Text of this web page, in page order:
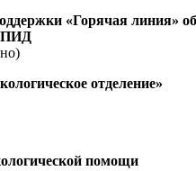
«Горячая линия»
отделение»
помощи